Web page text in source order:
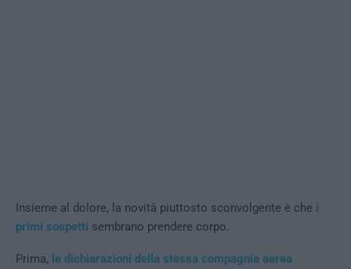
Insieme al dolore, la novità piuttosto sconvolgente è che i
primi sospetti sembrano prendere corpo.
Prima, le dichiarazioni della stessa compagnia aerea